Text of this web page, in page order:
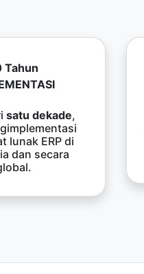
Tahun
satu dekade,
lunak ERP di
dan secara